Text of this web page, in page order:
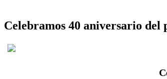
Celebramos 40 aniversario del